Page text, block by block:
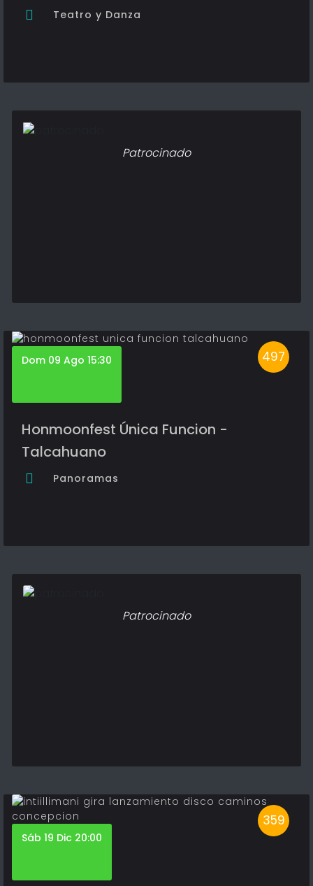
Teatro y Danza
Patrocinado
497
Dom 09 Ago 15:30
Honmoonfest Única Funcion -
Talcahuano
Panoramas
Patrocinado
359
Sáb 19 Dic 20:00